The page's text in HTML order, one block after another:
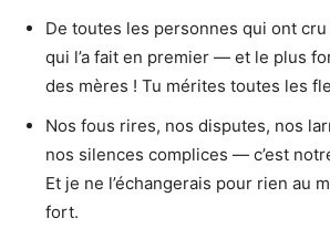
De toutes les personnes qui ont
qui l’a fait en premier — et le plus
des mères ! Tu mérites toutes les
Nos fous rires, nos disputes, nos
nos silences complices — c’est
Et je ne l’échangerais pour rien au
fort.